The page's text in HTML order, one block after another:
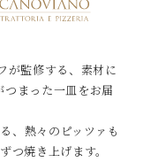
が監修する、素材に
まった一皿をお届
、熱々のピッツァも
つ焼き上げます。